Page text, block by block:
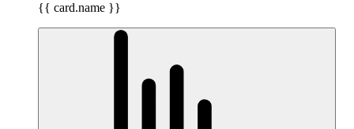
{{ card.name }}